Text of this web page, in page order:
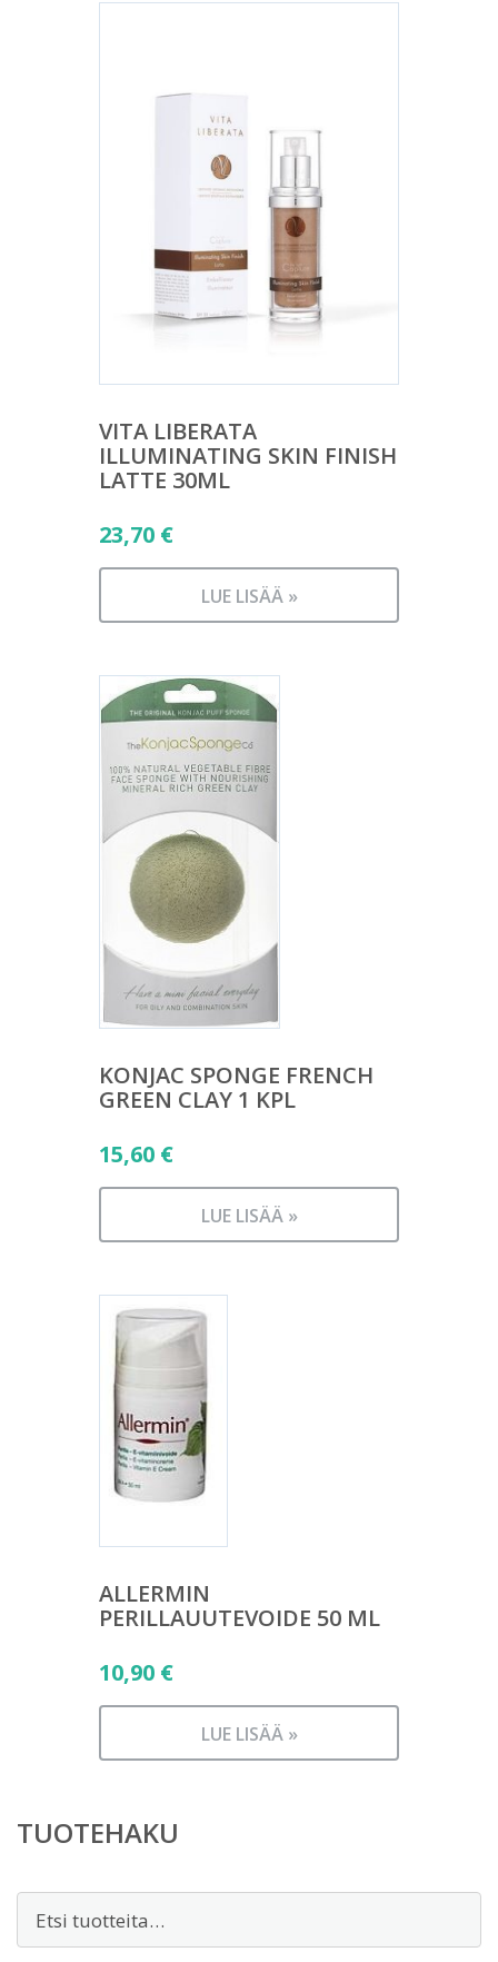
VITA LIBERATA
ILLUMINATING SKIN FINISH
LATTE 30ML
23,70 €
LUE LISÄÄ »
KONJAC SPONGE FRENCH
GREEN CLAY 1 KPL
15,60 €
LUE LISÄÄ »
ALLERMIN
PERILLAUUTEVOIDE 50 ML
10,90 €
LUE LISÄÄ »
TUOTEHAKU
Etsi: